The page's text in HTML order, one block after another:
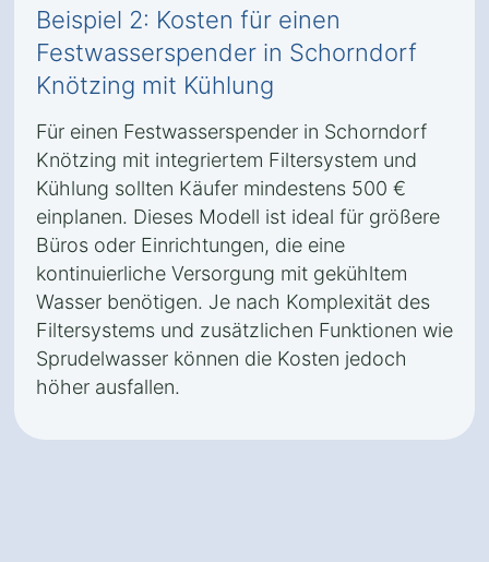
Beispiel 2: Kosten für einen
Festwasserspender in Schorndorf
Knötzing mit Kühlung
Für einen Festwasserspender in Schorndorf
Knötzing mit integriertem Filtersystem und
Kühlung sollten Käufer mindestens 500 €
einplanen. Dieses Modell ist ideal für größere
Büros oder Einrichtungen, die eine
kontinuierliche Versorgung mit gekühltem
Wasser benötigen. Je nach Komplexität des
Filtersystems und zusätzlichen Funktionen wie
Sprudelwasser können die Kosten jedoch
höher ausfallen.